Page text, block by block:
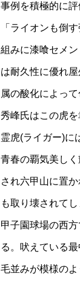
事例を積極的に
「ライオンも倒
組みに漆喰セメ
は耐久性に優れ
属の酸化によっ
秀峰氏はこの虎
霊虎(ライガー)に
青春の覇気美し
され六甲山に置
も取り壊されてし
甲子園球場の西
る。吠えている
毛並みが模様の